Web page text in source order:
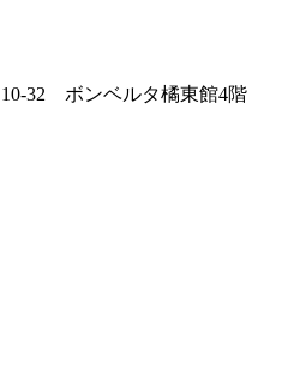
32 ボンベルタ橘東館4階